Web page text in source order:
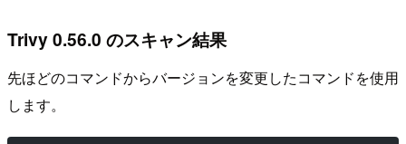
Trivy 0.56.0 のスキャン結果
先ほどのコマンドからバージョンを変更したコマンドを使用
します。